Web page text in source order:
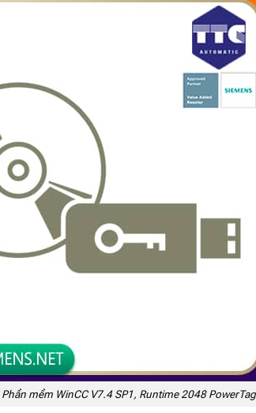
mềm WinCC V7.4 SP1, Runtime 2048